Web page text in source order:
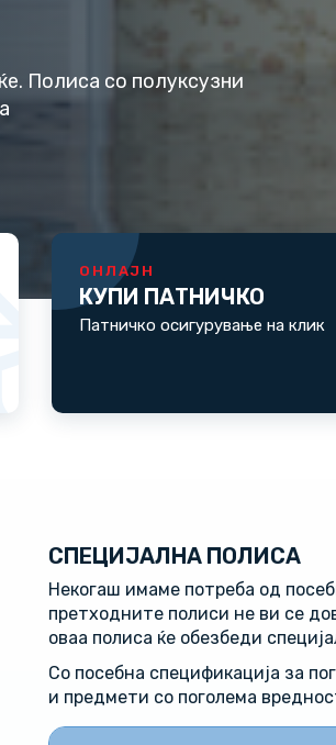
Полиса со полуксузни
ОНЛАЈН
КУПИ ПАТНИЧКО
Патничко осигурување на клик
СПЕЦИЈАЛНА ПОЛИСА
Некогаш имаме потреба од
претходните полиси не ви се
оваа полиса ќе обезбеди
Со посебна спецификација за
и предмети со поголема